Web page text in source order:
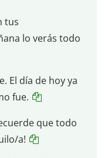
tus
lo verás todo
El día de hoy ya
fue.
que todo
a!